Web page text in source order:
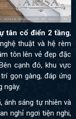
tân cổ điển 2 tầng,
thuật và hệ rèm
tôn lên vẻ đẹp đặc
cạnh đó, khu vực
gọn gàng, đáp ứng
ngày.
ánh sáng tự nhiên và
nghỉ ngơi tiện nghi,